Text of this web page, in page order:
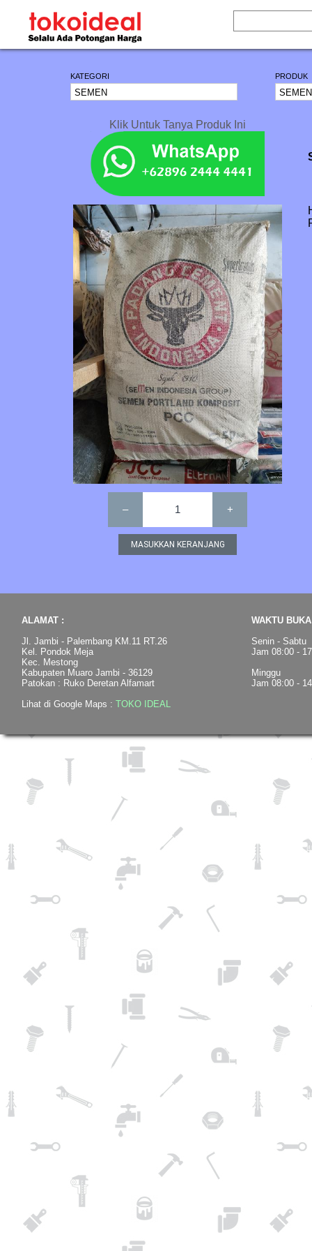
KATEGORI PRODUK
Klik Untuk Tanya Produk Ini
– 1 +
ALAMAT :
Jl. Jambi - Palembang KM.11 RT.26
Kel. Pondok Meja
Kec. Mestong
Kabupaten Muaro Jambi - 36129
Patokan : Ruko Deretan Alfamart
Lihat di Google Maps : TOKO IDEAL
WAKTU
Senin - Sabtu
Jam 08:00 -
Minggu
Jam 08:00 -